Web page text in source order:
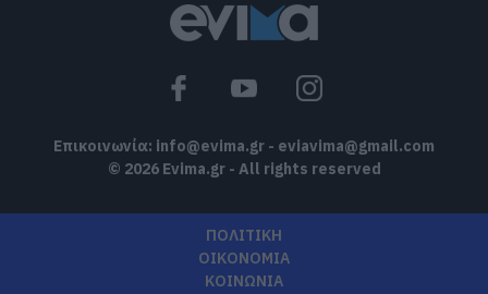
Επικοινωνία: info@evima.gr - eviavima@gmail.com
© 2026 Evima.gr - All rights reserved
ΠΟΛΙΤΙΚΗ
ΟΙΚΟΝΟΜΙΑ
ΚΟΙΝΩΝΙΑ